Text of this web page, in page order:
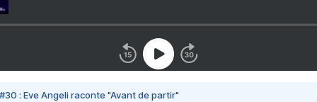
#30 : Eve Angeli raconte "Avant de partir"